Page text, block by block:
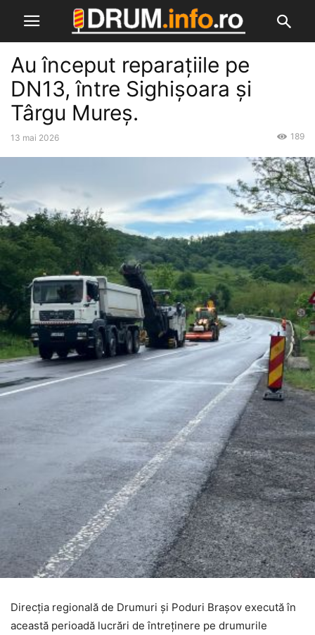
Au început reparațiile pe
DN13, între Sighișoara și
Târgu Mureș.
13 mai 2026 189
Direcția regională de Drumuri și Poduri Brașov execută în
această perioadă lucrări de întreținere pe drumurile